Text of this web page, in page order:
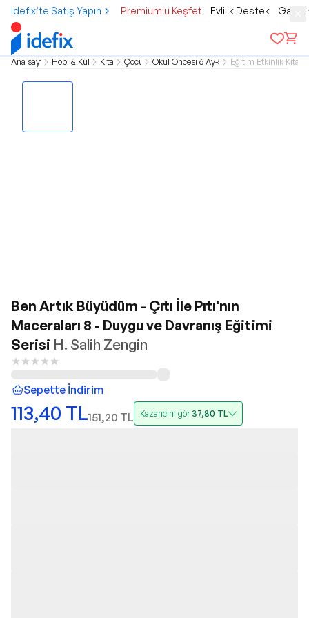
idefix’te Satış Yapın Premium'u Keşfet Evlilik Destek
Ana sayfa Hobi & Kültür Kitap Çocuk Okul Öncesi 6 Ay-5 YaşEğitim Etkinlik
Ben Artık Büyüdüm - Çıtı İle Pıtı'nın
Maceraları 8 - Duygu ve Davranış Eğitimi
Serisi H. Salih Zengin
Sepette İndirim
113,40 TL151,20 TL Kazancını gör37,80 TL